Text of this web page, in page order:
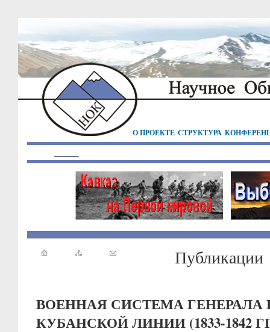
О ПРОЕКТЕ СТРУКТУРА
Публикации
ВОЕННАЯ СИСТЕМА ГЕНЕРАЛА
КУБАНСКОЙ ЛИНИИ (1833-1842